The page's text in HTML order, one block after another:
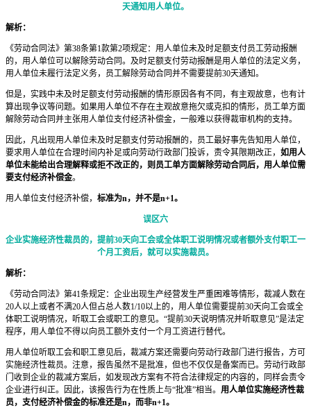
天通知用人单位。
解析：
《劳动合同法》第38条第1款第2项规定：用人单位未及时足额支付员工劳动报酬
的，用人单位可以解除劳动合同。及时足额支付劳动报酬是用人单位的法定义务，
用人单位未履行法定义务，员工解除劳动合同并不需要提前30天通知。
但是，实践中未及时足额支付劳动报酬的情形原因各有不同，有主观故意，也有计
算出现争议等问题。如果用人单位不存在主观故意拖欠或克扣的情形，员工单方面
解除劳动合同并主张用人单位支付经济补偿金，一般难以获得裁审机构的支持。
因此，凡出现用人单位未及时足额支付劳动报酬的，员工最好事先告知用人单位，
要求用人单位在合理时间内补足或向劳动行政部门投诉，责令其限期改正， 如用人
单位未能给出合理解释或拒不改正的，则员工单方面解除劳动合同后，用人单位需
要支付经济补偿金。
用人单位支付经济补偿， 标准为n，并不是n+1。
误区六
企业实施经济性裁员的，提前30天向工会或全体职工说明情况或者额外支付职工一
个月工资后，就可以实施裁员。
解析：
《劳动合同法》第41条规定：企业出现生产经营发生严重困难等情形，裁减人数在
20人以上或者不满20人但占总人数1/10以上的，用人单位需要提前30天向工会或全
体职工说明情况，听取工会或职工的意见。“提前30天说明情况并听取意见”是法定
程序，用人单位不得以向员工额外支付一个月工资进行替代。
用人单位听取工会和职工意见后，裁减方案还需要向劳动行政部门进行报告，方可
实施经济性裁员。注意，报告虽然不是批准，但也不仅仅是备案而已。劳动行政部
门收到企业的裁减方案后，如发现改方案有不符合法律规定的内容的，同样会责令
企业进行纠正。因此，该报告行为在性质上与“批准”相当。 用人单位实施经济性裁
员，支付经济补偿金的标准还是n，而非n+1。